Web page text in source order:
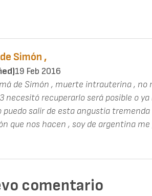
Simón ,
19 Feb 2016
de Simón , muerte intrauterina , no
necesitó recuperarlo será posible o
puedo salir de esta angustia
que nos hacen , soy de argentina
comentario